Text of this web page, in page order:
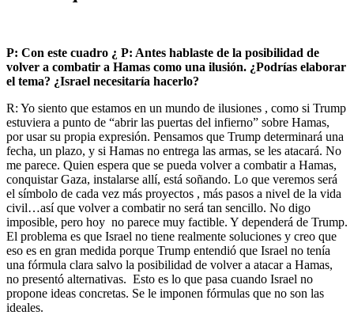
P: Con este cuadro ¿ P: Antes hablaste de la posibilidad de
volver a combatir a Hamas como una ilusión. ¿Podrías elaborar
el tema? ¿Israel necesitaría hacerlo?
R: Yo siento que estamos en un mundo de ilusiones , como si Trump
estuviera a punto de “abrir las puertas del infierno” sobre Hamas,
por usar su propia expresión. Pensamos que Trump determinará una
fecha, un plazo, y si Hamas no entrega las armas, se les atacará. No
me parece. Quien espera que se pueda volver a combatir a Hamas,
conquistar Gaza, instalarse allí, está soñando. Lo que veremos será
el símbolo de cada vez más proyectos , más pasos a nivel de la vida
civil…así que volver a combatir no será tan sencillo. No digo
imposible, pero hoy no parece muy factible. Y dependerá de Trump.
El problema es que Israel no tiene realmente soluciones y creo que
eso es en gran medida porque Trump entendió que Israel no tenía
una fórmula clara salvo la posibilidad de volver a atacar a Hamas,
no presentó alternativas. Esto es lo que pasa cuando Israel no
propone ideas concretas. Se le imponen fórmulas que no son las
ideales.